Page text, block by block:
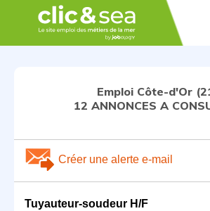
Emploi Côte-d'Or
12 ANNONCES A
Créer une alerte e-mail
Tuyauteur-soudeur H/F